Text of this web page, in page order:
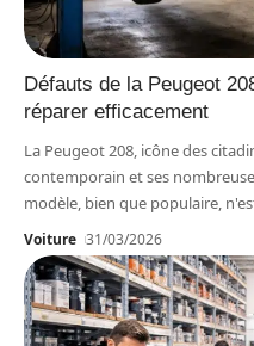
Défauts de la Peugeot
réparer efficacement
La Peugeot 208, icône des
contemporain et ses
modèle, bien que populaire,
Voiture 31/03/2026